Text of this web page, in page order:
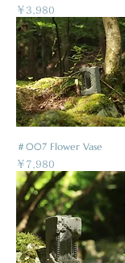
価格
￥3,980
＃007 Flower Vase
価格
￥7,980